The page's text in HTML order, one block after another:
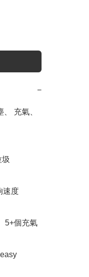
−
充氣、
速度
5+個充氣